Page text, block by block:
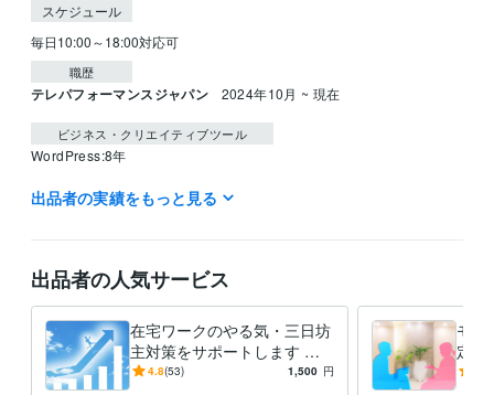
スケジュール
毎日10:00～18:00対応可
職歴
テレパフォーマンスジャパン 2024年10月 ~ 現在
ビジネス・クリエイティブツール
WordPress:8年
得意分野
談
モチベーションUP
やる気UP 時間の使い方
ライティング・翻訳
目標設定 時間管理 読書術
手帳術
時間管理アプリ
自己啓発本レビュー ノウハウ構築 夢の作り方
学歴
出品者の実績をもっと見る
出品者の人気サービス
在宅ワークのやる気・三日坊
主対策をサポートします 自
宅で集中して勉強・副業がデ
4.8(53) 1,500 円
モチ
定の
啓発